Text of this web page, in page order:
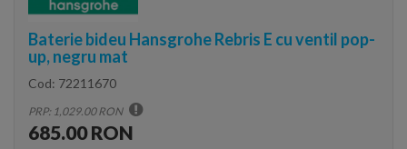
Baterie bideu Hansgrohe Rebris E cu ventil pop-
up, negru mat
Cod: 72211670
PRP: 1,029.00 RON
685.00 RON